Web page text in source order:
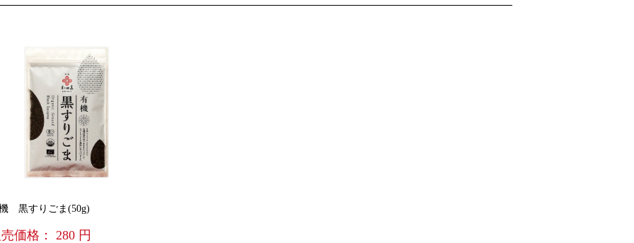
黒すりごま(50g)
価格： 280 円